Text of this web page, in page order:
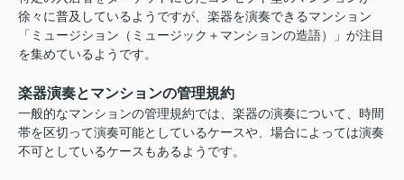
徐々に普及しているようですが、楽器を演奏できるマンション
「ミュージション（ミュージック＋マンションの造語）」が注目
を集めているようです。
楽器演奏とマンションの管理規約
一般的なマンションの管理規約では、楽器の演奏について、時間
帯を区切って演奏可能としているケースや、場合によっては演奏
不可としているケースもあるようです。